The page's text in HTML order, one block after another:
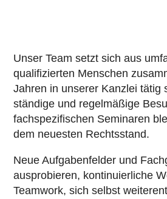
Unser Team setzt sich aus
qualifizierten Menschen
Jahren in unserer Kanzlei tätig
ständige und regelmäßige
fachspezifischen Seminaren
dem neuesten Rechtsstand.
Neue Aufgabenfelder und
ausprobieren, kontinuierliche
Teamwork, sich selbst